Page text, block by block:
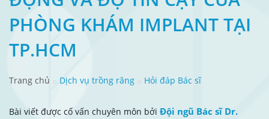
PHÒNG KHÁM IMPLANT TẠI
TP.HCM
Trang chủ Dịch vụ trồng răng Hỏi đáp Bác sĩ
Bài viết được cố vấn chuyên môn bởi Đội ngũ Bác sĩ Dr.